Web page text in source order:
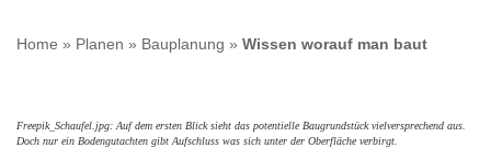
Home » Planen » Bauplanung » Wissen worauf man baut
Freepik_Schaufel.jpg: Auf dem ersten Blick sieht das potentielle Baugrundstück vielversprechend aus.
Doch nur ein Bodengutachten gibt Aufschluss was sich unter der Oberfläche verbirgt.